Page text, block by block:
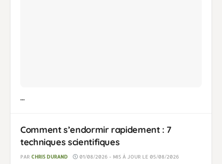
...
Comment s’endormir rapidement : 7
techniques scientifiques
PAR CHRIS DURAND 01/08/2026 - MIS À JOUR LE 05/08/2026